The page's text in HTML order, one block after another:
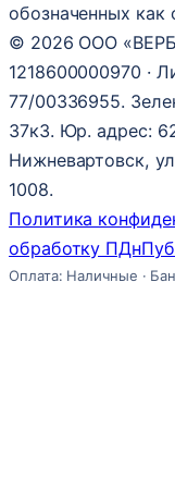
обозначенных как
© 2026 ООО
1218600000970 ·
77/00336955.
37к3. Юр. адрес:
Нижневартовск,
1008.
Политика
обработку ПДн
Оплата: Наличные ·